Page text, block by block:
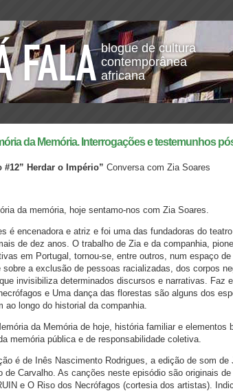
blogue de cultura
contemporânea
africana
da Memória. Interrogações e testemunhos
#12” Herdar o Império” Conversa com Zia Soares
da memória, hoje sentamo-nos com Zia Soares.
é encenadora e atriz e foi uma das fundadoras do
de dez anos. O trabalho de Zia e da companhia,
em Portugal, tornou-se, entre outros, num espaço
sobre a exclusão de pessoas racializadas, dos corpos
invisibiliza determinados discursos e narrativas. Faz
e Uma dança das florestas são alguns dos
ao longo do historial da companhia.
da Memória de hoje, história familiar e elementos
memória pública e de responsabilidade coletiva.
é de Inês Nascimento Rodrigues, a edição de som
de Carvalho. As canções neste episódio são originais
e O Riso dos Necrófagos (cortesia dos artistas).